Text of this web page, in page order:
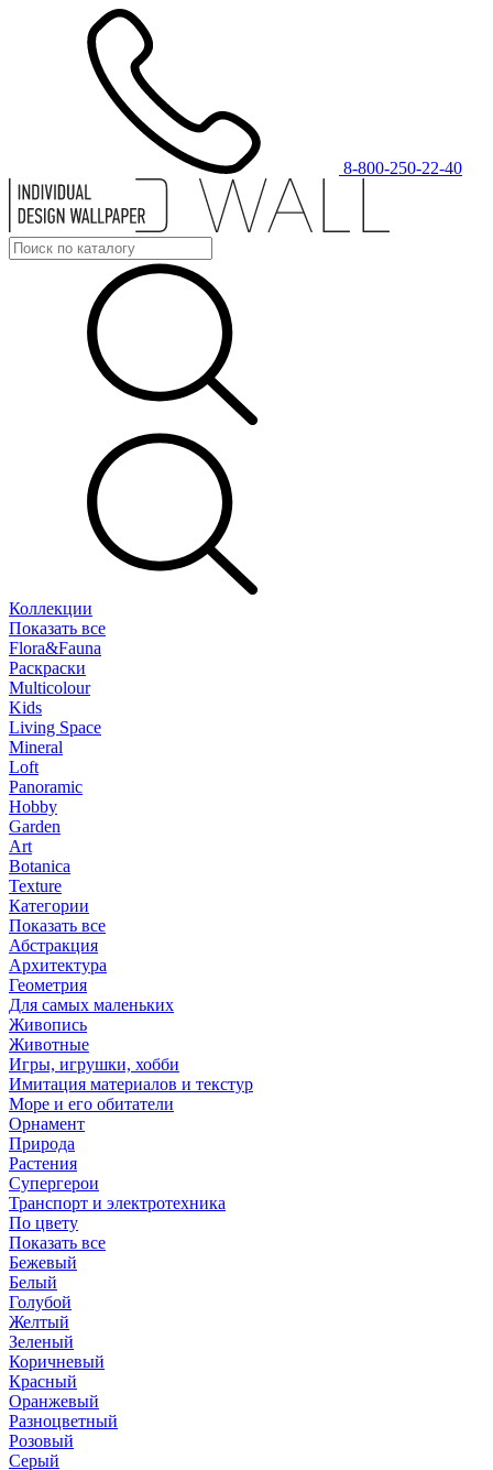
8-800-250-22-40
Коллекции
Показать все
Flora&Fauna
Раскраски
Multicolour
Kids
Living Space
Mineral
Loft
Panoramic
Hobby
Garden
Art
Botanica
Texture
Категории
Показать все
Абстракция
Архитектура
Геометрия
Для самых маленьких
Живопись
Животные
Игры, игрушки, хобби
Имитация материалов и текстур
Море и его обитатели
Орнамент
Природа
Растения
Супергерои
Транспорт и электротехника
По цвету
Показать все
Бежевый
Белый
Голубой
Желтый
Зеленый
Коричневый
Красный
Оранжевый
Разноцветный
Розовый
Серый